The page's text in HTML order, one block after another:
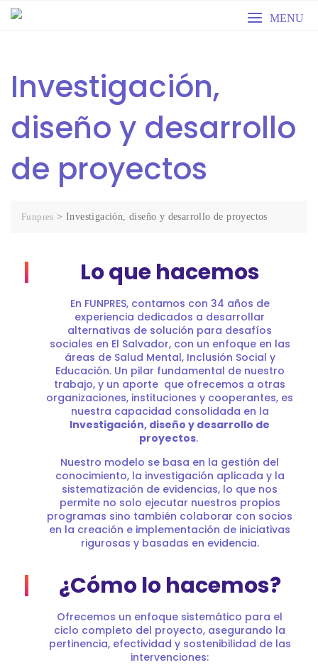
MENU
Investigación,
diseño y desarrollo
de proyectos
Funpres >Investigación, diseño y desarrollo de proyectos
Lo que hacemos
En FUNPRES, contamos con 34 años de
experiencia dedicados a desarrollar
alternativas de solución para desafíos
sociales en El Salvador, con un enfoque en las
áreas de Salud Mental, Inclusión Social y
Educación. Un pilar fundamental de nuestro
trabajo, y un aporte que ofrecemos a otras
organizaciones, instituciones y cooperantes, es
nuestra capacidad consolidada en la
Investigación, diseño y desarrollo de
proyectos.
Nuestro modelo se basa en la gestión del
conocimiento, la investigación aplicada y la
sistematización de evidencias, lo que nos
permite no solo ejecutar nuestros propios
programas sino también colaborar con socios
en la creación e implementación de iniciativas
rigurosas y basadas en evidencia.
¿Cómo lo hacemos?
Ofrecemos un enfoque sistemático para el
ciclo completo del proyecto, asegurando la
pertinencia, efectividad y sostenibilidad de las
intervenciones: